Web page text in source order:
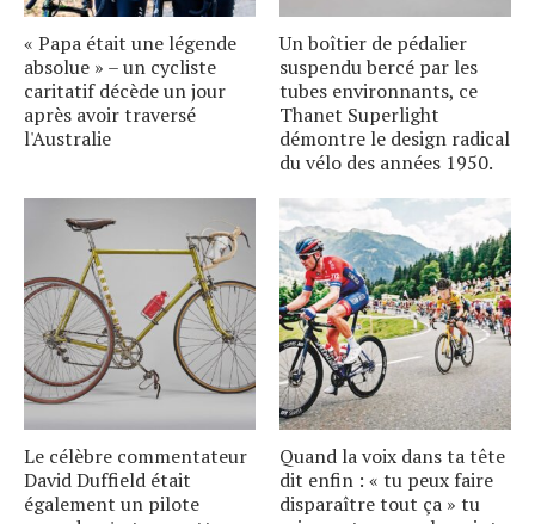
« Papa était une légende
absolue » – un cycliste
caritatif décède un jour
après avoir traversé
l'Australie
Un boîtier de pédalier
suspendu bercé par les
tubes environnants, ce
Thanet Superlight
démontre le design radical
du vélo des années 1950.
Le célèbre commentateur
David Duffield était
également un pilote
Quand la voix dans ta tête
dit enfin : « tu peux faire
disparaître tout ça » tu